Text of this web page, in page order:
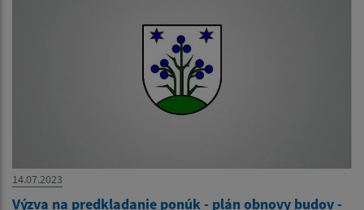
14.07.2023
Výzva na predkladanie ponúk - plán obnovy budov -